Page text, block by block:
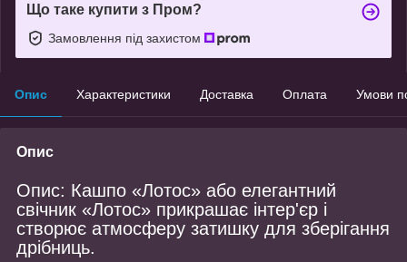
Що таке купити з Пром?
Замовлення під захистом
Опис Характеристики Доставка Оплата Умови
Опис
Опис: Кашпо «Лотос» або елегантний
свічник «Лотос» прикрашає інтер'єр і
створює атмосферу затишку для зберігання
дрібниць.